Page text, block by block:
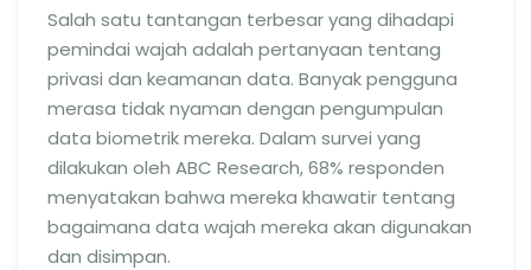
Salah satu tantangan terbesar yang dihadapi
pemindai wajah adalah pertanyaan tentang
privasi dan keamanan data. Banyak pengguna
merasa tidak nyaman dengan pengumpulan
data biometrik mereka. Dalam survei yang
dilakukan oleh ABC Research, 68% responden
menyatakan bahwa mereka khawatir tentang
bagaimana data wajah mereka akan digunakan
dan disimpan.